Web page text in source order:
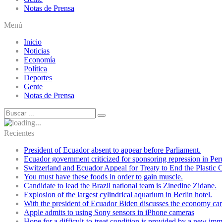
Notas de Prensa
Menú
Inicio
Noticias
Economía
Política
Deportes
Gente
Notas de Prensa
Recientes
President of Ecuador absent to appear before Parliament.
Ecuador government criticized for sponsoring repression in
Switzerland and Ecuador Appeal for Treaty to End the Plastic
You must have these foods in order to gain muscle.
Candidate to lead the Brazil national team is Zinedine Zidane.
Explosion of the largest cylindrical aquarium in Berlin hotel.
With the president of Ecuador Biden discusses the economy
Apple admits to using Sony sensors in iPhone cameras